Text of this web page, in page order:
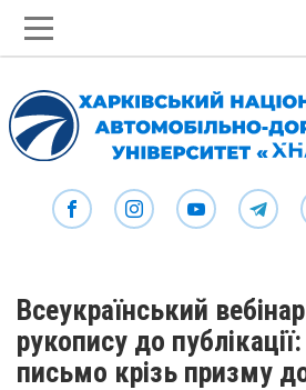
Всеукраїнський
рукопису до
письмо крізь призму